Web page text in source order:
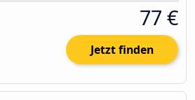
77 €
Jetzt finden